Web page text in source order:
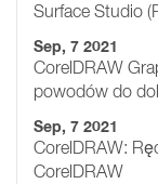
Surface Studio
Sep, 7 2021
CorelDRAW
powodów do
Sep, 7 2021
CorelDRAW:
CorelDRAW